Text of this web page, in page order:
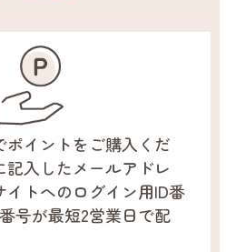
ポイントをご購入くだ
記入したメールアドレ
トへのログイン用ID番
号が最短2営業日で配